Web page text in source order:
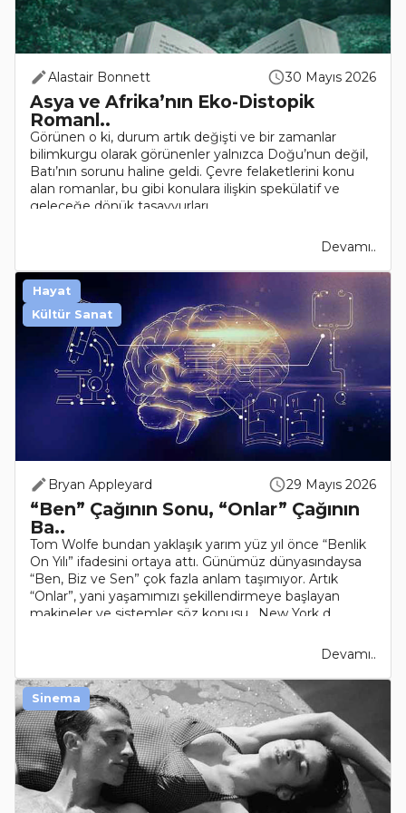
Alastair Bonnett 30 Mayıs 2026
Asya ve Afrika’nın Eko-Distopik
Romanl..
Görünen o ki, durum artık değişti ve bir zamanlar
bilimkurgu olarak görünenler yalnızca Doğu’nun değil,
Batı’nın sorunu haline geldi. Çevre felaketlerini konu
alan romanlar, bu gibi konulara ilişkin spekülatif ve
geleceğe dönük tasavvurları..
Devamı..
Bryan Appleyard 29 Mayıs 2026
“Ben” Çağının Sonu, “Onlar” Çağının
Ba..
Tom Wolfe bundan yaklaşık yarım yüz yıl önce “Benlik
On Yılı” ifadesini ortaya attı. Günümüz dünyasındaysa
“Ben, Biz ve Sen” çok fazla anlam taşımıyor. Artık
“Onlar”, yani yaşamımızı şekillendirmeye başlayan
makineler ve sistemler söz konusu. New York d..
Devamı..
Hayat
Kültür Sanat
Sinema